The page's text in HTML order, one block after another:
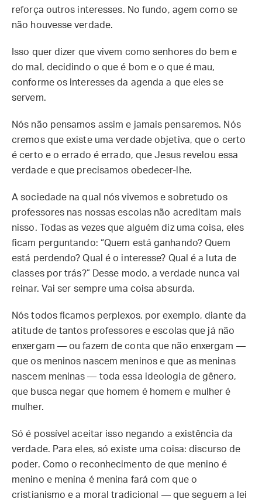
reforça outros interesses. No fundo, agem como se
não houvesse verdade.
Isso quer dizer que vivem como senhores do bem e
do mal, decidindo o que é bom e o que é mau,
conforme os interesses da agenda a que eles se
servem.
Nós não pensamos assim e jamais pensaremos. Nós
cremos que existe uma verdade objetiva, que o certo
é certo e o errado é errado, que Jesus revelou essa
verdade e que precisamos obedecer-lhe.
A sociedade na qual nós vivemos e sobretudo os
professores nas nossas escolas não acreditam mais
nisso. Todas as vezes que alguém diz uma coisa, eles
ficam perguntando: “Quem está ganhando? Quem
está perdendo? Qual é o interesse? Qual é a luta de
classes por trás?” Desse modo, a verdade nunca vai
reinar. Vai ser sempre uma coisa absurda.
Nós todos ficamos perplexos, por exemplo, diante da
atitude de tantos professores e escolas que já não
enxergam — ou fazem de conta que não enxergam —
que os meninos nascem meninos e que as meninas
nascem meninas — toda essa ideologia de gênero,
que busca negar que homem é homem e mulher é
mulher.
Só é possível aceitar isso negando a existência da
verdade. Para eles, só existe uma coisa: discurso de
poder. Como o reconhecimento de que menino é
menino e menina é menina fará com que o
cristianismo e a moral tradicional — que seguem a lei